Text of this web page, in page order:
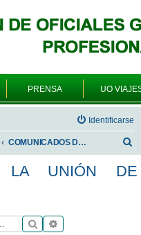
PRENSA UO
Identificarse
COMUNICADOS DE LA UNIÓN DE OFICIALES
s
LA UNIÓN DE
Buscar